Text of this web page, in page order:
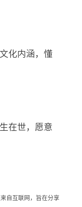
化内涵，懂
在世，愿意
自互联网，旨在分享